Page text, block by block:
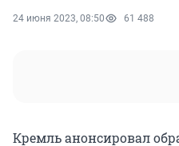
24 июня 2023, 08:50 61 488
Кремль анонсировал